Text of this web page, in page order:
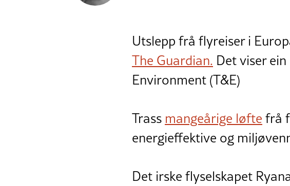
Utslepp frå flyreiser i
The Guardian. Det viser
Environment (T&E)
Trass mangeårige løftefrå
energieffektive og
Det irske flyselskapet